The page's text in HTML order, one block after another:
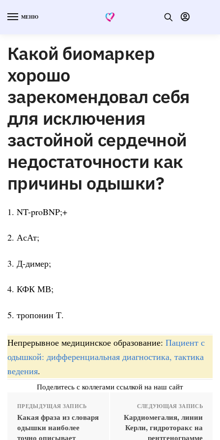
МЕНЮ
Какой биомаркер
хорошо
зарекомендовал себя
для исключения
застойной сердечной
недостаточности как
причины одышки?
1. NT-proBNP;+
2. АсАт;
3. Д-димер;
4. КФК МВ;
5. тропонин Т.
Непрерывное медицинское образование: Пациент с
одышкой: дифференциальная диагностика, тактика
ведения.
Поделитесь с коллегами ссылкой на наш сайт
ПРЕДЫДУЩАЯ ЗАПИСЬ
Какая фраза из словаря
одышки наиболее
точно описывает
СЛЕДУЮЩАЯ ЗАПИСЬ
Кардиомегалия, линии
Керли, гидроторакс на
рентгенограмме